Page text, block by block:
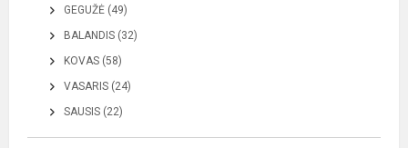
GEGUŽĖ (49)
BALANDIS (32)
KOVAS (58)
VASARIS (24)
SAUSIS (22)